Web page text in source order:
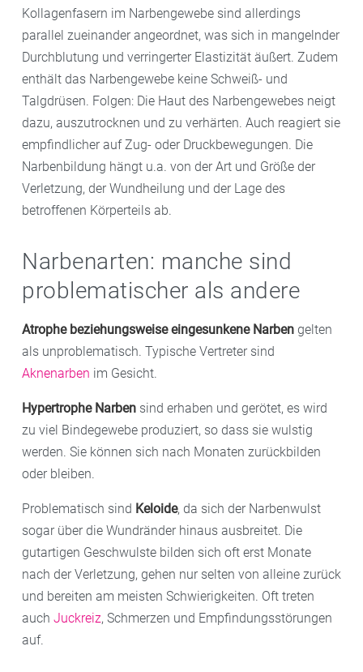
Kollagenfasern im Narbengewebe sind allerdings
parallel zueinander angeordnet, was sich in mangelnder
Durchblutung und verringerter Elastizität äußert. Zudem
enthält das Narbengewebe keine Schweiß- und
Talgdrüsen. Folgen: Die Haut des Narbengewebes neigt
dazu, auszutrocknen und zu verhärten. Auch reagiert sie
empfindlicher auf Zug- oder Druckbewegungen. Die
Narbenbildung hängt u.a. von der Art und Größe der
Verletzung, der Wundheilung und der Lage des
betroffenen Körperteils ab.
Narbenarten: manche sind
problematischer als andere
Atrophe beziehungsweise eingesunkene Narben gelten
als unproblematisch. Typische Vertreter sind
Aknenarben im Gesicht.
Hypertrophe Narben sind erhaben und gerötet, es wird
zu viel Bindegewebe produziert, so dass sie wulstig
werden. Sie können sich nach Monaten zurückbilden
oder bleiben.
Problematisch sind Keloide, da sich der Narbenwulst
sogar über die Wundränder hinaus ausbreitet. Die
gutartigen Geschwulste bilden sich oft erst Monate
nach der Verletzung, gehen nur selten von alleine zurück
und bereiten am meisten Schwierigkeiten. Oft treten
auch Juckreiz, Schmerzen und Empfindungsstörungen
auf.